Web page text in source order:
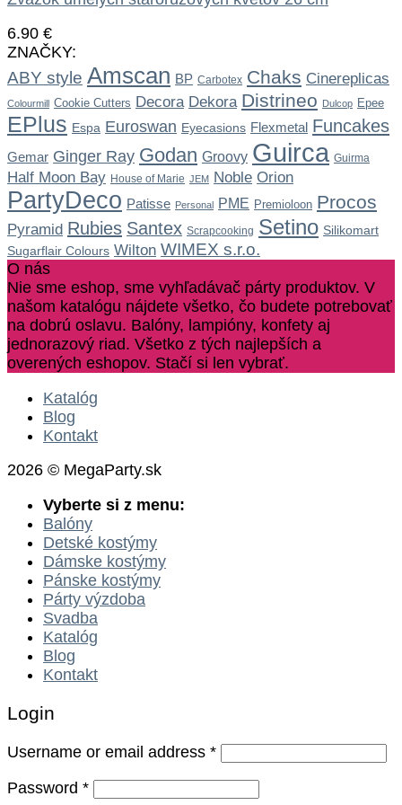
6.90 €
ZNAČKY:
ABY style Amscan BP Carbotex Chaks Cinereplicas
Colourmill Cookie Cutters Decora Dekora Distrineo Dulcop Epee
EPlus Espa Euroswan Eyecasions Flexmetal Funcakes
Gemar Ginger Ray Godan Groovy Guirca Guirma
Half Moon Bay House of Marie JEM Noble Orion
PartyDeco Patisse Personal PME Premioloon Procos
Pyramid Rubies Santex Scrapcooking Setino Silikomart
Sugarflair Colours Wilton WIMEX s.r.o.
O nás
Nie sme eshop, sme vyhľadávač párty produktov. V
našom katalógu nájdete všetko, čo budete potrebovať
na dobrú oslavu. Balóny, lampióny, konfety aj
jednorazový riad. Všetko z tých najlepších a
overených eshopov. Stačí si len vybrať.
Katalóg
Blog
Kontakt
2026 © MegaParty.sk
Vyberte si z menu:
Balóny
Detské kostýmy
Dámske kostýmy
Pánske kostýmy
Párty výzdoba
Svadba
Katalóg
Blog
Kontakt
Login
Username or email address *
Password *